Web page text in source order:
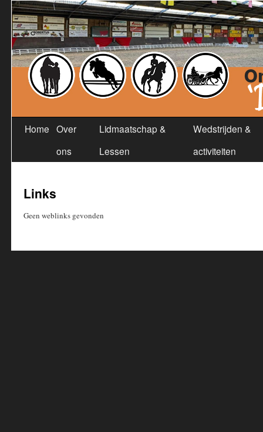
Home Over
ons
Lidmaatschap &
Lessen
Wedstrijden &
activiteiten
Links
Geen weblinks gevonden